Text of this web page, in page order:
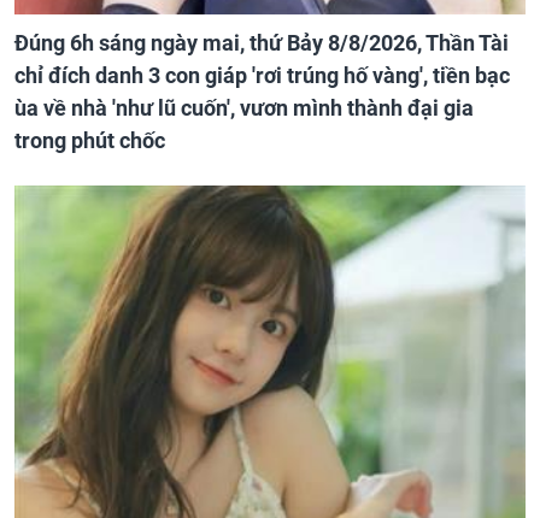
Đúng 6h sáng ngày mai, thứ Bảy 8/8/2026, Thần Tài
chỉ đích danh 3 con giáp 'rơi trúng hố vàng', tiền bạc
ùa về nhà 'như lũ cuốn', vươn mình thành đại gia
trong phút chốc